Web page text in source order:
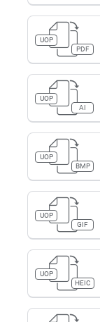
UOP
PDF
UOP
AI
UOP
BMP
UOP
GIF
UOP
HEIC